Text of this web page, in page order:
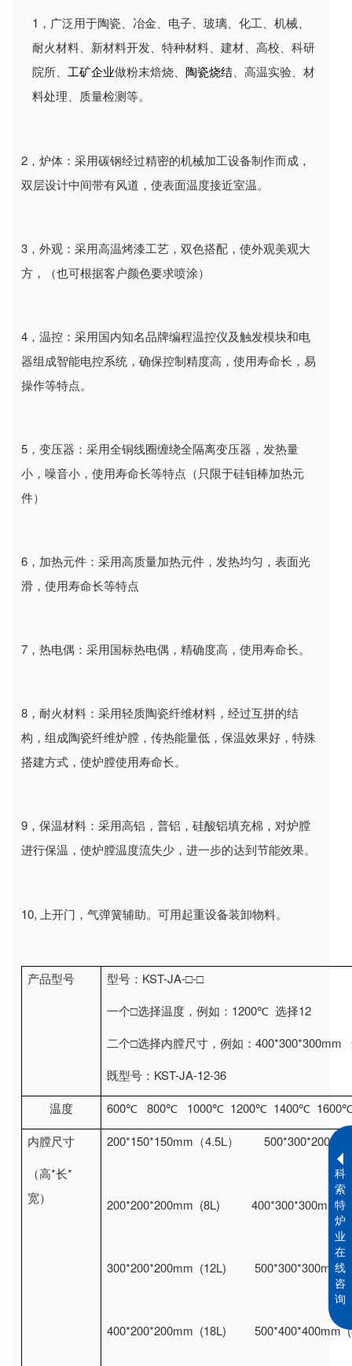
1 ，广泛用于陶瓷、冶金、电子、玻璃、化工、机械、
耐火材料、新材料开发、特种材料、建材、高校、科研
院所、 工矿企业做粉末焙烧、 陶瓷烧结 、高温实验、材
料处理、质量检测等。
2 ，炉体：采用碳钢经过精密的机械加工设备制作而成，
双层设计中间带有风道，使表面温度接近室温。
3 ，外观：采用高温烤漆工艺，双色搭配，使外观美观大
方，（也可根据客户颜色要求喷涂）
4 ，温控：采用国内知名品牌编程温控仪及触发模块和电
器组成智能电控系统，确保控制精度高，使用寿命长，易
操作等特点。
5 ，变压器：采用全铜线圈缠绕全隔离变压器，发热量
小，噪音小，使用寿命长等特点（只限于硅钼棒加热元
件）
6 ，加热元件：采用高质量加热元件，发热均匀，表面光
滑，使用寿命长等特点
7 ，热电偶：采用国标热电偶，精确度高，使用寿命长。
8 ，耐火材料：采用轻质陶瓷纤维材料，经过互拼的结
构，组成陶瓷纤维炉膛，传热能量低，保温效果好，特殊
搭建方式，使炉膛使用寿命长。
9 ，保温材料：采用高铝，普铝，硅酸铝填充棉，对炉膛
进行保温，使炉膛温度流失少，进一步的达到节能效果。
10, 上开门，气弹簧辅助。可用起重设备装卸物料。
产品型号 型号： KST-JA-□-□
一个□选择温度，例如： 1200℃ 选择12
二个□选择内膛尺寸，例如： 400*300*300mm
既型号： KST-JA-12-36
温度 600℃ 800℃ 1000℃ 1200℃ 1400℃ 1600
内膛尺寸
（高*长*
宽）
200*150*150mm （4.5L） 500*300*200mm
200*200*200mm (8L) 400*300*300mm
300*200*200mm (12L) 500*300*300mm
400*200*200mm (18L) 500*400*400mm
科
索
特
炉
业
在
线
咨
询